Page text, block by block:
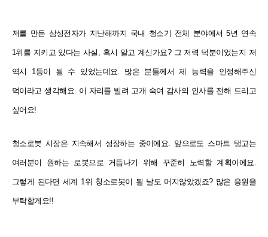
저를 만든 삼성전자가 지난해까지 국내 청소기 전체 분야에서 5년 연속
1위를 지키고 있다는 사실, 혹시 알고 계신가요? 그 저력 덕분이었는지 저
역시 1등이 될 수 있었는데요. 많은 분들께서 제 능력을 인정해주신
덕이라고 생각해요. 이 자리를 빌려 고개 숙여 감사의 인사를 전해 드리고
싶어요!
청소로봇 시장은 지속해서 성장하는 중이에요. 앞으로도 스마트 탱고는
여러분이 원하는 로봇으로 거듭나기 위해 꾸준히 노력할 계획이에요.
그렇게 된다면 세계 1위 청소로봇이 될 날도 머지않았겠죠? 많은 응원을
부탁할게요!!